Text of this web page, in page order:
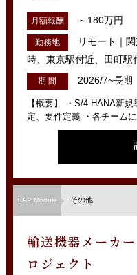
月額報酬 ～180万円
勤務地
リモート｜
時、東京駅付近、田町駅
期 間 2026/7~長期
【概要】 ・S/4 HANA新
定、要件定義 ・各チーム
SAP Module その他
輸送機器メーカ
ロジェクト